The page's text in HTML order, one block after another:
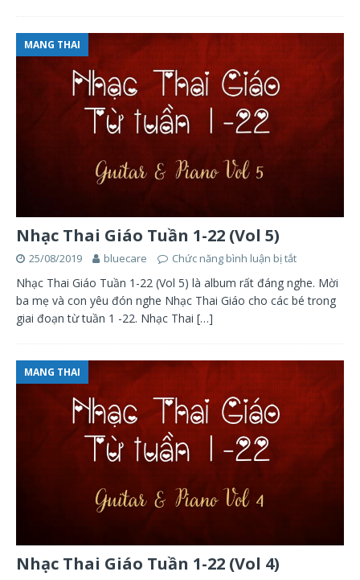
MANG THAI
Nhạc Thai Giáo Tuần 1-22 (Vol 5)
25/08/2019 bluecare Chức năng bình luận bị tắt
Nhạc Thai Giáo Tuần 1-22 (Vol 5) là album rất đáng nghe. Mời
ba mẹ và con yêu đón nghe Nhạc Thai Giáo cho các bé trong
giai đoạn từ tuần 1 -22. Nhạc Thai […]
MANG THAI
Nhạc Thai Giáo Tuần 1-22 (Vol 4)